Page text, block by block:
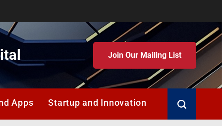
Join Our Mailing List
Apps Startup and Innovation Search